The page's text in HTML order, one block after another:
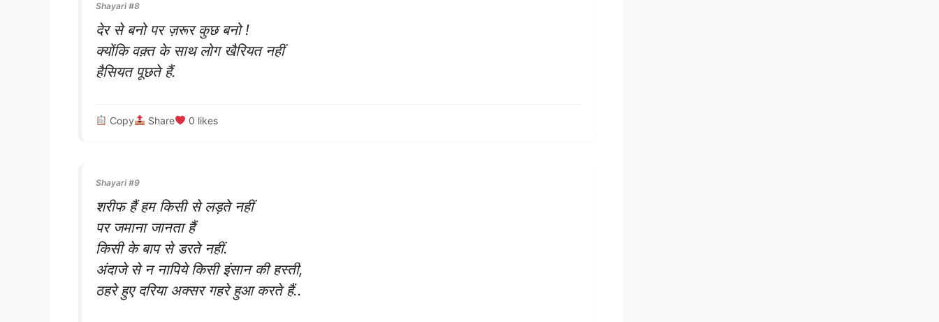
Shayari #8
देर से बनो पर ज़रूर कुछ बनो !
क्योंकि वक़्त के साथ लोग खैरियत नहीं
हैसियत पूछते हैं.
Copy Share 0 likes
Shayari #9
शरीफ हैं हम किसी से लड़ते नहीं
पर जमाना जानता हैं
किसी के बाप से डरते नहीं.
अंदाजे से न नापिये किसी इंसान की हस्ती,
ठहरे हुए दरिया अक्सर गहरे हुआ करते हैं..